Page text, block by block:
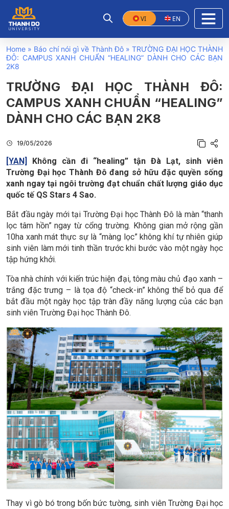
VI EN
Home » Báo chí nói gì về Thành Đô»TRƯỜNG ĐẠI HỌC THÀNH
ĐÔ: CAMPUS XANH CHUẨN “HEALING” DÀNH CHO CÁC BẠN
2K8
TRƯỜNG ĐẠI HỌC THÀNH ĐÔ:
CAMPUS XANH CHUẨN “HEALING”
DÀNH CHO CÁC BẠN 2K8
19/05/2026
[YAN]
Không cần đi “healing” tận Đà Lạt, sinh viên
Trường Đại học Thành Đô đang sở hữu đặc quyền sống
xanh ngay tại ngôi trường đạt chuẩn chất lượng giáo dục
quốc tế QS Stars 4 Sao.
Bắt đầu ngày mới tại Trường Đại học Thành Đô là màn “thanh
lọc tâm hồn” ngay từ cổng trường. Không gian mở rộng gần
10ha xanh mát thực sự là “màng lọc” không khí tự nhiên giúp
sinh viên làm mới tinh thần trước khi bước vào một ngày học
tập hứng khởi.
Tòa nhà chính với kiến trúc hiện đại, tông màu chủ đạo xanh –
trắng đặc trưng – là tọa độ “check-in” không thể bỏ qua để
bắt đầu một ngày học tập tràn đầy năng lượng của các bạn
sinh viên Trường Đại học Thành Đô.
Thay vì gò bó trong bốn bức tường, sinh viên Trường Đại học